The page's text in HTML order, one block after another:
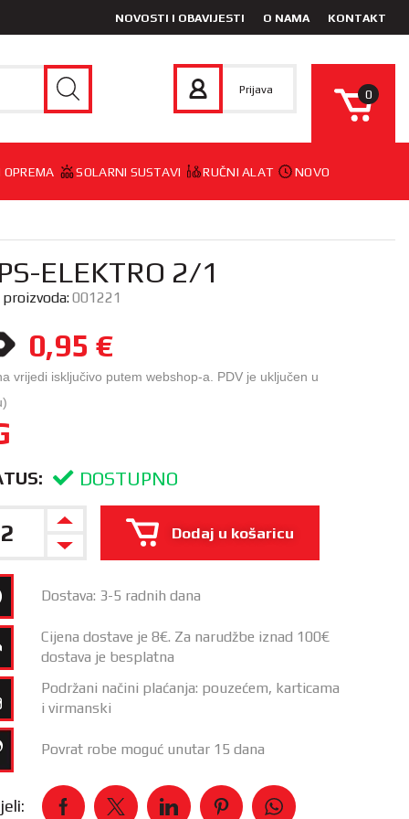
NOVOSTI I OBAVIJESTI O NAMA KONTAKT
Prijava 0
OPREMA SOLARNI SUSTAVI RUČNI ALAT NOVO
ELEKTRO 2/1
001221
0,95 €
vrijedi isključivo putem webshop-a. PDV je uključen u
DOSTUPNO
Dodaj u košaricu
Dostava: 3-5 radnih dana
Cijena dostave je 8€. Za narudžbe iznad 100€
dostava je besplatna
Podržani načini plaćanja: pouzećem, karticama
i virmanski
Povrat robe moguć unutar 15 dana